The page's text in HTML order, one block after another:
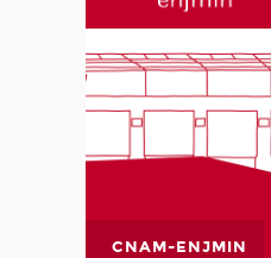
CNAM-ENJMIN